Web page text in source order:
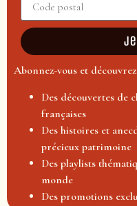
Abonnez-vous et
Des découvertes de
françaises
Des histoires et
précieux patrimoine
Des playlists
monde
Des promotions